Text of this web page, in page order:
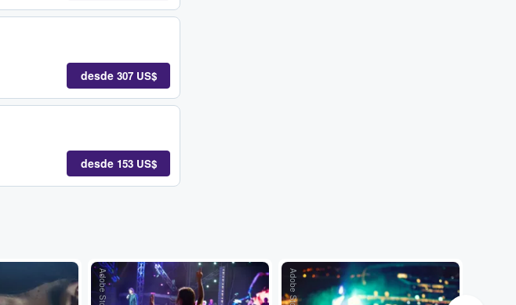
desde 307 US$
desde 153 US$
Adobe Stock Adobe Stock